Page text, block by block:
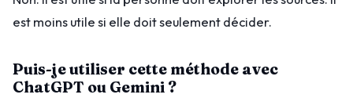
est moins utile si elle doit seulement décider.
Puis-je utiliser cette méthode avec
ChatGPT ou Gemini ?